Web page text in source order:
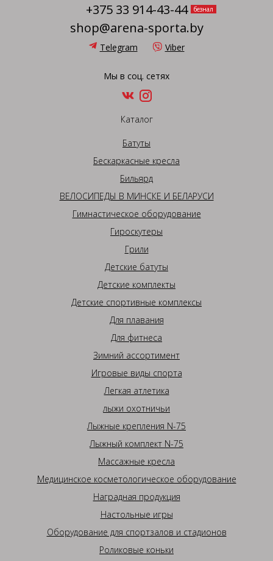
+375 33 914-43-44
безнал
shop@arena-sporta.by
Telegram Viber
Мы в соц. сетях
Каталог
Батуты
Бескаркасные кресла
Бильярд
ВЕЛОСИПЕДЫ В МИНСКЕ И БЕЛАРУСИ
Гимнастическое оборудование
Гироскутеры
Грили
Детские батуты
Детские комплекты
Детские спортивные комплексы
Для плавания
Для фитнеса
Зимний ассортимент
Игровые виды спорта
Легкая атлетика
лыжи охотничьи
Лыжные крепления N-75
Лыжный комплект N-75
Массажные кресла
Медицинское косметологическое оборудование
Наградная продукция
Настольные игры
Оборудование для спортзалов и стадионов
Роликовые коньки